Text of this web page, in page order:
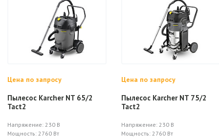
Цена по запросу
Пылесос Karcher NT 65/2
Tact2
Напряжение: 230 В
Мощность: 2760 Вт
Цена по запросу
Пылесос Karcher NT 75/2
Tact2
Напряжение: 230 В
Мощность: 2760 Вт